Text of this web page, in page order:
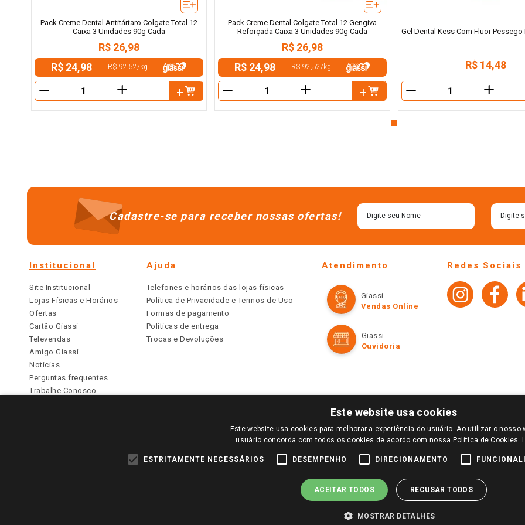
Pack Creme Dental Antitártaro Colgate Total 12
Caixa 3 Unidades 90g Cada
R$ 26,98
R$ 24,98
R$ 92,52/kg
＋
Pack Creme Dental Colgate Total 12 Gengiva
Reforçada Caixa 3 Unidades 90g Cada
R$ 26,98
R$ 24,98
R$ 92,52/kg
＋
Gel Dental Kess Com Fluor Pessego
R$ 14,48
＋
Cadastre-se para receber nossas ofertas!
Institucional
Site Institucional
Lojas Físicas e Horários
Ofertas
Cartão Giassi
Televendas
Amigo Giassi
Notícias
Perguntas frequentes
Trabalhe Conosco
Ajuda
Telefones e horários das lojas físicas
Política de Privacidade e Termos de Uso
Formas de pagamento
Políticas de entrega
Trocas e Devoluções
Atendimento
Giassi
Vendas Online
Giassi
Ouvidoria
Redes Sociais
PARA VER OS PREÇOS DA SUA REGIÃO, FAÇA LOGIN E SELECIONE A LOJA DE SUA PREFERÊNCIA. SOMENTE APÓS O LOGIN, OS PREÇOS
TODOS OS PREÇOS E CONDIÇÕES COMERCIAIS DESTE SITE SÃO VÁLIDOS APENAS PARA COMPRAS REALIZADAS NO GIASSI.COM.BR E NA LOJA
DE BUSCAS.
Este website usa cookies
Este website usa cookies para melhorar a experiência do usuário. Ao utilizar o nosso
usuário concorda com todos os cookies de acordo com nossa Política de Cookies.
ESTRITAMENTE NECESSÁRIOS DESEMPENHO DIRECIONAMENTO
ACEITAR TODOS RECUSAR TODOS
MOSTRAR DETALHES